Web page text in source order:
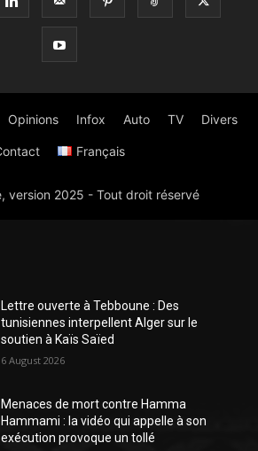
Lettre ouverte à Tebboune : Des
tunisiennes interpellent Alger sur le
soutien à Kaïs Saïed
6 August 2026
Menaces de mort contre Hamma
Hammami : la vidéo qui appelle à son
exécution provoque un tollé